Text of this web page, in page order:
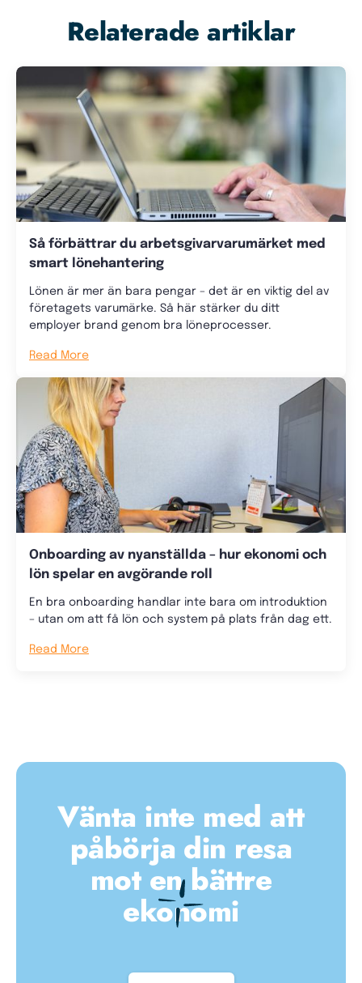
Relaterade artiklar
Så förbättrar du arbetsgivarvarumärket med
smart lönehantering
Lönen är mer än bara pengar – det är en viktig del av
företagets varumärke. Så här stärker du ditt
employer brand genom bra löneprocesser.
Read More
Onboarding av nyanställda – hur ekonomi och
lön spelar en avgörande roll
En bra onboarding handlar inte bara om introduktion
– utan om att få lön och system på plats från dag ett.
Read More
Vänta inte med att
påbörja din resa
mot en bättre
ekonomi